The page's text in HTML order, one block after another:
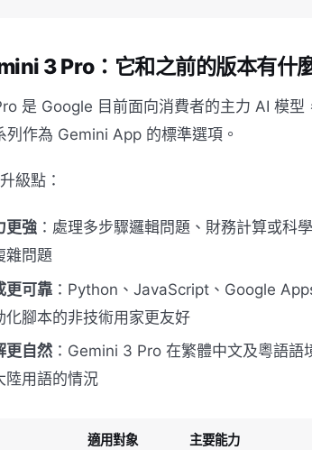
3 Pro：它和之前的版本有什
是 Google 目前面向消費者的主力 AI 模
列作為 Gemini App 的標準選項。
級點：
更強 ：處理多步驟邏輯問題、財務計算或科
雜問題
更可靠 ：Python、JavaScript、Google
化腳本的非技術用家更友好
更自然 ：Gemini 3 Pro 在繁體中文及粵語
陸用語的情況
適用對象 主要能力